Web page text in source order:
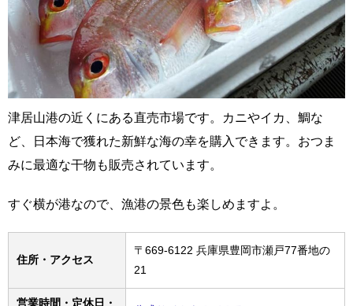
津居山港の近くにある直売市場です。カニやイカ、鯛な
ど、日本海で獲れた新鮮な海の幸を購入できます。おつま
みに最適な干物も販売されています。
すぐ横が港なので、漁港の景色も楽しめますよ。
住所・アクセス
〒669-6122 兵庫県豊岡市瀬戸77番地の
21
営業時間・定休日・